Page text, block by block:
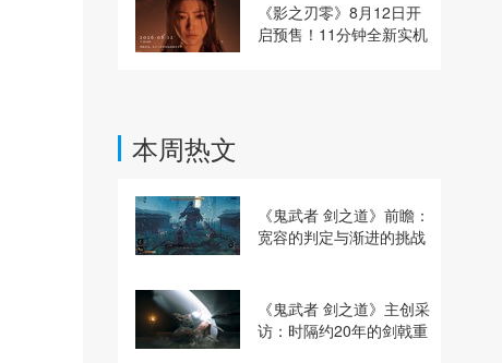
《影之刃零》8月12日开
启预售！11分钟全新实机
本周热文
《鬼武者 剑之道》前瞻：
宽容的判定与渐进的挑战
《鬼武者 剑之道》主创采
访：时隔约20年的剑戟重